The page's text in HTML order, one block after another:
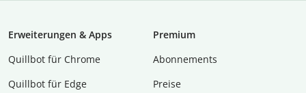
Erweiterungen & Apps
Quillbot für Chrome
Quillbot für Edge
Premium
Abon­ne­ments
Preise